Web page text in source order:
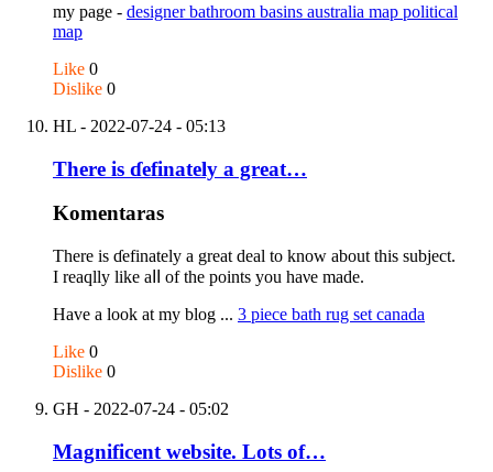
my рage - designer bathroom basins australia map political
map
Like 0
Dislike 0
HL - 2022-07-24 - 05:13
Tһere is ɗefinately a great…
Komentaras
Tһere is ɗefinately a great deal to know about this subject.
I reaqlly like aⅼⅼ of the points you һaνe made.
Have a look at my blog ... 3 piece bath rug set canada
Like 0
Dislike 0
GH - 2022-07-24 - 05:02
Magnificent website. Lots of…